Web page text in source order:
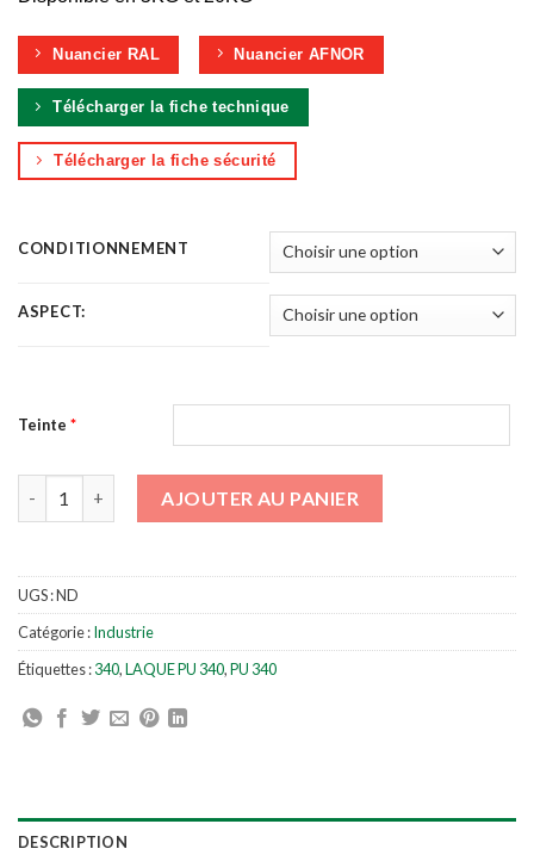
Nuancier RAL Nuancier AFNOR
Télécharger la fiche technique
Télécharger la fiche sécurité
CONDITIONNEMENT
ASPECT:
Teinte *
AJOUTER AU PANIER
UGS :ND
Catégorie :Industrie
Étiquettes :340,LAQUE PU 340,PU 340
DESCRIPTION